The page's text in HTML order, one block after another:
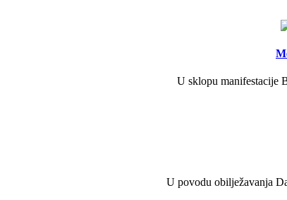
U sklopu manifestacije
U povodu obilježavanja